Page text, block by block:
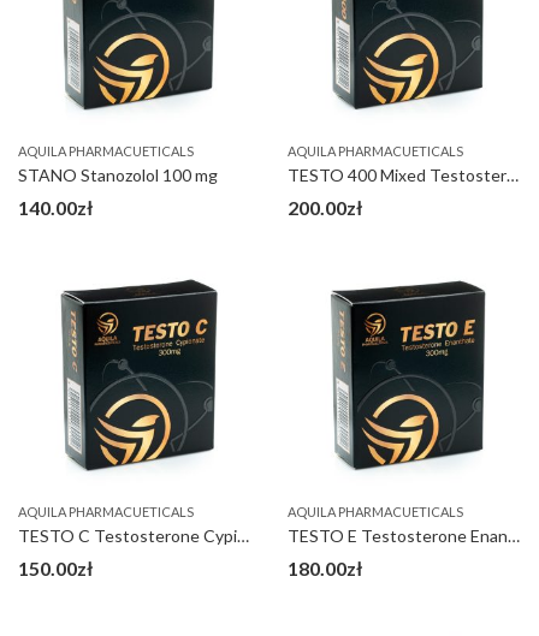
AQUILA PHARMACUETICALS
STANO Stanozolol 100 mg
140.00zł
AQUILA PHARMACUETICALS
TESTO 400 Mixed Testosterone Esters 400 mg
200.00zł
AQUILA PHARMACUETICALS
TESTO C Testosterone Cypionate 300 mg
150.00zł
AQUILA PHARMACUETICALS
TESTO E Testosterone Enanthate 300 mg
180.00zł